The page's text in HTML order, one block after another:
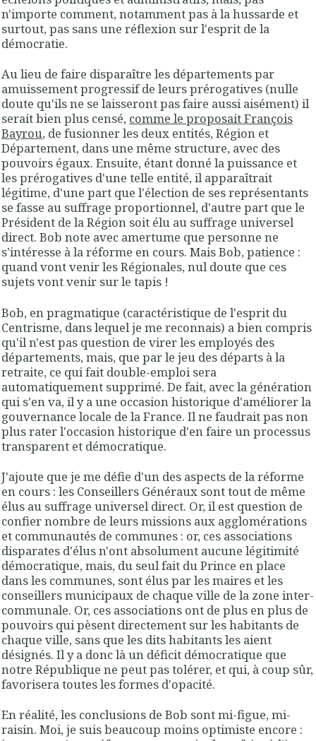
n'importe comment, notamment pas à la hussarde et
surtout, pas sans une réflexion sur l'esprit de la
démocratie.
Au lieu de faire disparaître les départements par
amuissement progressif de leurs prérogatives (nulle
doute qu'ils ne se laisseront pas faire aussi aisément) il
serait bien plus censé, comme le proposait François
Bayrou, de fusionner les deux entités, Région et
Département, dans une même structure, avec des
pouvoirs égaux. Ensuite, étant donné la puissance et
les prérogatives d'une telle entité, il apparaîtrait
légitime, d'une part que l'élection de ses représentants
se fasse au suffrage proportionnel, d'autre part que le
Président de la Région soit élu au suffrage universel
direct. Bob note avec amertume que personne ne
s'intéresse à la réforme en cours. Mais Bob, patience :
quand vont venir les Régionales, nul doute que ces
sujets vont venir sur le tapis !
Bob, en pragmatique (caractéristique de l'esprit du
Centrisme, dans lequel je me reconnais) a bien compris
qu'il n'est pas question de virer les employés des
départements, mais, que par le jeu des départs à la
retraite, ce qui fait double-emploi sera
automatiquement supprimé. De fait, avec la génération
qui s'en va, il y a une occasion historique d'améliorer la
gouvernance locale de la France. Il ne faudrait pas non
plus rater l'occasion historique d'en faire un processus
transparent et démocratique.
J'ajoute que je me défie d'un des aspects de la réforme
en cours : les Conseillers Généraux sont tout de même
élus au suffrage universel direct. Or, il est question de
confier nombre de leurs missions aux agglomérations
et communautés de communes : or, ces associations
disparates d'élus n'ont absolument aucune légitimité
démocratique, mais, du seul fait du Prince en place
dans les communes, sont élus par les maires et les
conseillers municipaux de chaque ville de la zone inter-
communale. Or, ces associations ont de plus en plus de
pouvoirs qui pèsent directement sur les habitants de
chaque ville, sans que les dits habitants les aient
désignés. Il y a donc là un déficit démocratique que
notre République ne peut pas tolérer, et qui, à coup sûr,
favorisera toutes les formes d'opacité.
En réalité, les conclusions de Bob sont mi-figue, mi-
raisin. Moi, je suis beaucoup moins optimiste encore :